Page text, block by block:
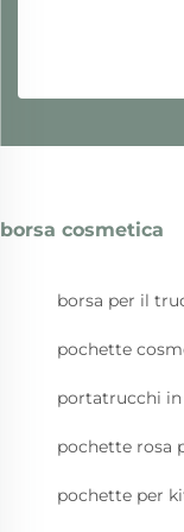
borsa cosmetica
borsa per il
pochette
portatrucchi in
pochette rosa
pochette per